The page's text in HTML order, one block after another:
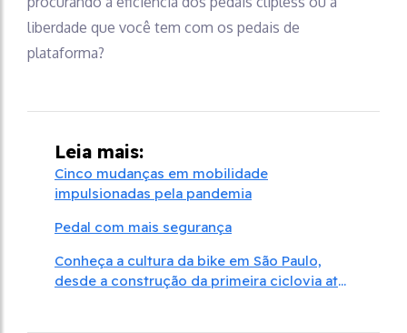
liberdade que você tem com os pedais de
plataforma?
Leia mais:
Cinco mudanças em mobilidade
impulsionadas pela pandemia
Pedal com mais segurança
Conheça a cultura da bike em São Paulo,
desde a construção da primeira ciclovia até